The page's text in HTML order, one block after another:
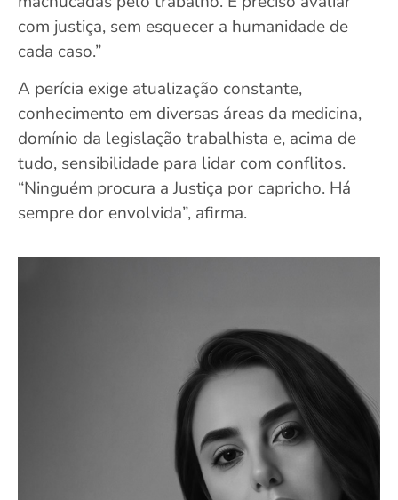
com justiça, sem esquecer a humanidade de
cada caso.”
A perícia exige atualização constante,
conhecimento em diversas áreas da medicina,
domínio da legislação trabalhista e, acima de
tudo, sensibilidade para lidar com conflitos.
“Ninguém procura a Justiça por capricho. Há
sempre dor envolvida”, afirma.